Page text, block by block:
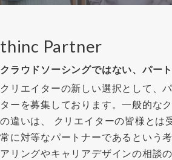
thinc Partner
クラウドソーシングではない、パー
クリエイターの新しい選択として、
ターを募集しております。一般的な
の違いは、 クリエイターの皆様とは
常に対等なパートナーであるという
アリングやキャリアデザインの相談